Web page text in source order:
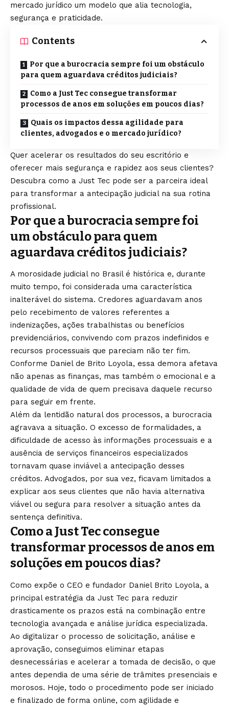
mercado jurídico um modelo que alia tecnologia,
segurança e praticidade.
Contents
Por que a burocracia sempre foi um obstáculo
para quem aguardava créditos judiciais?
Como a Just Tec consegue transformar
processos de anos em soluções em poucos dias?
Quais os impactos dessa agilidade para
clientes, advogados e o mercado jurídico?
Quer acelerar os resultados do seu escritório e
oferecer mais segurança e rapidez aos seus clientes?
Descubra como a Just Tec pode ser a parceira ideal
para transformar a antecipação judicial na sua rotina
profissional.
Por que a burocracia sempre foi
um obstáculo para quem
aguardava créditos judiciais?
A morosidade judicial no Brasil é histórica e, durante
muito tempo, foi considerada uma característica
inalterável do sistema. Credores aguardavam anos
pelo recebimento de valores referentes a
indenizações, ações trabalhistas ou benefícios
previdenciários, convivendo com prazos indefinidos e
recursos processuais que pareciam não ter fim.
Conforme Daniel de Brito Loyola, essa demora afetava
não apenas as finanças, mas também o emocional e a
qualidade de vida de quem precisava daquele recurso
para seguir em frente.
Além da lentidão natural dos processos, a burocracia
agravava a situação. O excesso de formalidades, a
dificuldade de acesso às informações processuais e a
ausência de serviços financeiros especializados
tornavam quase inviável a antecipação desses
créditos. Advogados, por sua vez, ficavam limitados a
explicar aos seus clientes que não havia alternativa
viável ou segura para resolver a situação antes da
sentença definitiva.
Como a Just Tec consegue
transformar processos de anos em
soluções em poucos dias?
Como expõe o CEO e fundador Daniel Brito Loyola, a
principal estratégia da Just Tec para reduzir
drasticamente os prazos está na combinação entre
tecnologia avançada e análise jurídica especializada.
Ao digitalizar o processo de solicitação, análise e
aprovação, conseguimos eliminar etapas
desnecessárias e acelerar a tomada de decisão, o que
antes dependia de uma série de trâmites presenciais e
morosos. Hoje, todo o procedimento pode ser iniciado
e finalizado de forma online, com agilidade e